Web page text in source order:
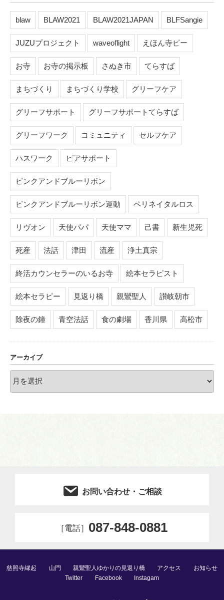
blaw BLAW2021 BLAW2021JAPAN BLFSangie
JUZUプロジェクト waveoflight えほん寺ピー
お寺 お寺の掲示板 さぬき市 てらすば
まちづくり まちづくり学校 グリーフケア
グリーフサポート グリーフサポートてらすば
グリーフワーク コミュニティ セルフケア
ハスワーク ピアサポート
ピンクアンドブルーリボン
ピンクアンドブルーリボン運動 ペリネイタルロス
リヴオン 天使パパ 天使ママ 己書 新生児死
死産 法話 津田 流産 浄土真宗
終活カウンセラーのいるお寺 絵本セラピスト
絵本セラピー 見返り橋 親鸞聖人 讃岐朝市
除夜の鐘 青空法話 食の劇場 香川県 高松市
アーカイブ
ー
お問い合わせ・ご相談
［電話］ 087-848-0881
慈照寺縁起 山門 親鸞聖人ゆかりの見返り橋 アクセス
お知らせ
Twitter
Facebook Instagam